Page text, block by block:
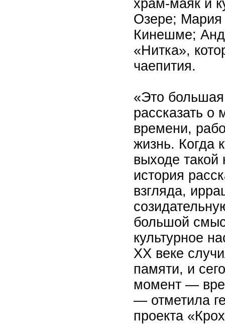
храм-маяк и
Озере; Мария
Кинешме;
«Нитка»,
чаепития.
«Это большая
рассказать о
времени,
жизнь. Когда
выходе
история
взгляда,
большой
культурное
XX веке
памяти, и
момент —
— отметила
проекта